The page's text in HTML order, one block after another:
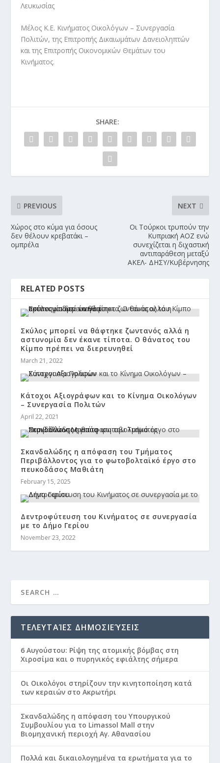
Λευκωσίας
Μέλος Κ.Ε. Κινήματος Οικολόγων – Συνεργασία
Πολιτών, της Επιτροπής Δικαιωμάτων Δανειοληπτών
και της Επιτροπής Οικονομικών Θεμάτων του
Κινήματος.
SHARE:
PREVIOUS
Χώρος στο κύμα για όσους
δεν θέλουν κρεβατάκι –
ομπρέλα
NEXT
Οι Τούρκοι τρυπούν την
Κυπριακή ΑΟΖ ενώ
συνεχίζεται η διχαστική
αντιπαράθεση μεταξύ
ΑΚΕΛ- ΔΗΣΥ/Κυβέρνησης
RELATED POSTS
Σκύλος μπορεί να θάφτηκε ζωντανός αλλά η
αστυνομία δεν έκανε τίποτα. Ο θάνατος του
Κίμπο πρέπει να διερευνηθεί
March 21, 2022
Κάτοχοι Αξιογράφων και το Κίνημα Οικολόγων
– Συνεργασία Πολιτών
April 22, 2021
Σκανδαλώδης η απόφαση του Τμήματος
Περιβάλλοντος για το φωτοβολταϊκό έργο στο
πευκοδάσος Μαθιάτη
February 15, 2025
Δεντροφύτευση του Κινήματος σε συνεργασία
με το Δήμο Γερίου
November 23, 2022
ΤΕΛΕΥΤΑΊΕΣ ΔΗΜΟΣΙΕΎΣΕΙΣ
6 Αυγούστου: Ρίψη της ατομικής βόμβας στη
Χιροσίμα και ο πυρηνικός εφιάλτης σήμερα
Οι Οικολόγοι στηρίζουν την κινητοποίηση κατά
των κεραιών στο Ακρωτήρι
Σκανδαλώδης η απόφαση του Υπουργικού
Συμβουλίου για το Limassol Mall στην
Βιομηχανική περιοχή Αγ. Αθανασίου
Πολλά και δικαιολογημένα τα ερωτήματα για το